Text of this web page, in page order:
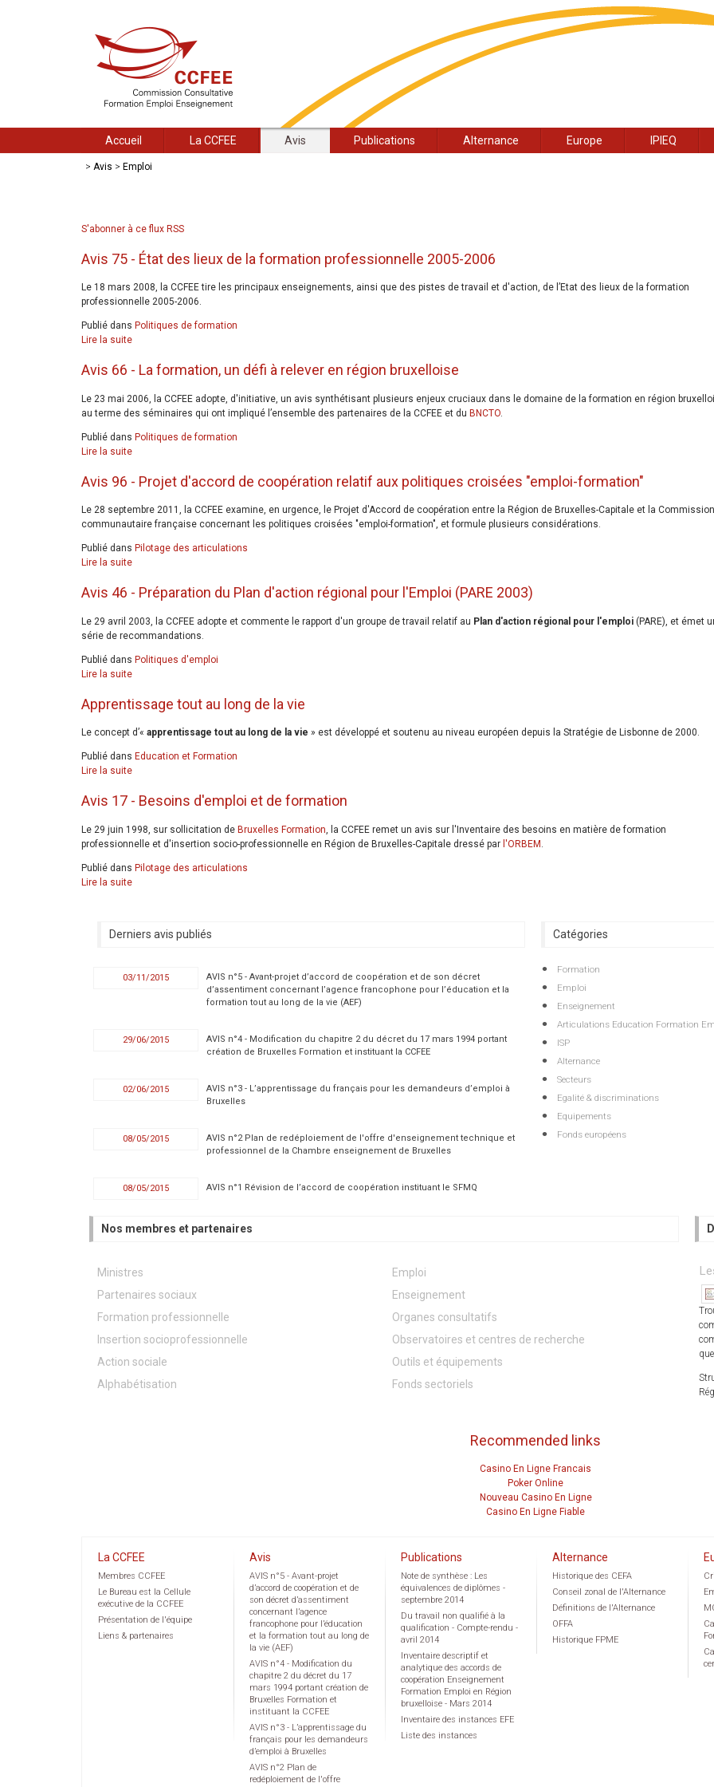
Accueil La CCFEE Avis Publications Alternance Europe IPIEQ
> Avis > Emploi
S'abonner à ce flux RSS
Avis 75 - État des lieux de la formation professionnelle 2005-2006
Le 18 mars 2008, la CCFEE tire les principaux enseignements, ainsi que des pistes de travail et d'action, de l’Etat des lieux de la formation
professionnelle 2005-2006.
Publié dans Politiques de formation
Lire la suite
Avis 66 - La formation, un défi à relever en région bruxelloise
Le 23 mai 2006, la CCFEE adopte, d'initiative, un avis synthétisant plusieurs enjeux cruciaux dans le domaine de la formation en région
au terme des séminaires qui ont impliqué l’ensemble des partenaires de la CCFEE et du BNCTO.
Publié dans Politiques de formation
Lire la suite
Avis 96 - Projet d'accord de coopération relatif aux politiques croisées "emploi-formation"
Le 28 septembre 2011, la CCFEE examine, en urgence, le Projet d'Accord de coopération entre la Région de Bruxelles-Capitale et la Commission
communautaire française concernant les politiques croisées "emploi-formation", et formule plusieurs considérations.
Publié dans Pilotage des articulations
Lire la suite
Avis 46 - Préparation du Plan d'action régional pour l'Emploi (PARE 2003)
Le 29 avril 2003, la CCFEE adopte et commente le rapport d'un groupe de travail relatif au Plan d'action régional pour l'emploi (PARE), et émet
série de recommandations.
Publié dans Politiques d'emploi
Lire la suite
Apprentissage tout au long de la vie
Le concept d’« apprentissage tout au long de la vie » est développé et soutenu au niveau européen depuis la Stratégie de Lisbonne de 2000.
Publié dans Education et Formation
Lire la suite
Avis 17 - Besoins d'emploi et de formation
Le 29 juin 1998, sur sollicitation de Bruxelles Formation , la CCFEE remet un avis sur l'Inventaire des besoins en matière de formation
professionnelle et d'insertion socio-professionnelle en Région de Bruxelles-Capitale dressé par l'ORBEM
Publié dans Pilotage des articulations
Lire la suite
Derniers avis publiés
03/11/2015
AVIS n°5 - Avant-projet d’accord de coopération et de son décret
d’assentiment concernant l’agence francophone pour l’éducation et la
formation tout au long de la vie (AEF)
29/06/2015
AVIS n°4 - Modification du chapitre 2 du décret du 17 mars 1994 portant
création de Bruxelles Formation et instituant la CCFEE
02/06/2015
AVIS n°3 - L’apprentissage du français pour les demandeurs d’emploi à
Bruxelles
08/05/2015
AVIS n°2 Plan de redéploiement de l'offre d'enseignement technique et
professionnel de la Chambre enseignement de Bruxelles
08/05/2015 AVIS n°1 Révision de l’accord de coopération instituant le SFMQ
Catégories
Formation
Emploi
Enseignement
Articulations Education Formation
ISP
Alternance
Secteurs
Egalité & discriminations
Equipements
Fonds européens
Nos membres et partenaires
Ministres
Partenaires sociaux
Formation professionnelle
Insertion socioprofessionnelle
Action sociale
Alphabétisation
Emploi
Enseignement
Organes consultatifs
Observatoires et centres de recherche
Outils et équipements
Fonds sectoriels
Recommended links
Casino En Ligne Francais
Poker Online
Nouveau Casino En Ligne
Casino En Ligne Fiable
La CCFEE
Membres CCFEE
Le Bureau est la Cellule
exécutive de la CCFEE
Présentation de l'équipe
Liens & partenaires
Avis
AVIS n°5 - Avant-projet
d’accord de coopération et de
son décret d’assentiment
concernant l’agence
francophone pour l’éducation
et la formation tout au long de
la vie (AEF)
AVIS n°4 - Modification du
chapitre 2 du décret du 17
mars 1994 portant création de
Bruxelles Formation et
instituant la CCFEE
AVIS n°3 - L’apprentissage du
français pour les demandeurs
d’emploi à Bruxelles
AVIS n°2 Plan de
redéploiement de l'offre
Publications
Note de synthèse : Les
équivalences de diplômes -
septembre 2014
Du travail non qualifié à la
qualification - Compte-rendu -
avril 2014
Inventaire descriptif et
analytique des accords de
coopération Enseignement
Formation Emploi en Région
bruxelloise - Mars 2014
Inventaire des instances EFE
Liste des instances
Alternance
Historique des CEFA
Conseil zonal de l'Alternance
Définitions de l'Alternance
OFFA
Historique FPME